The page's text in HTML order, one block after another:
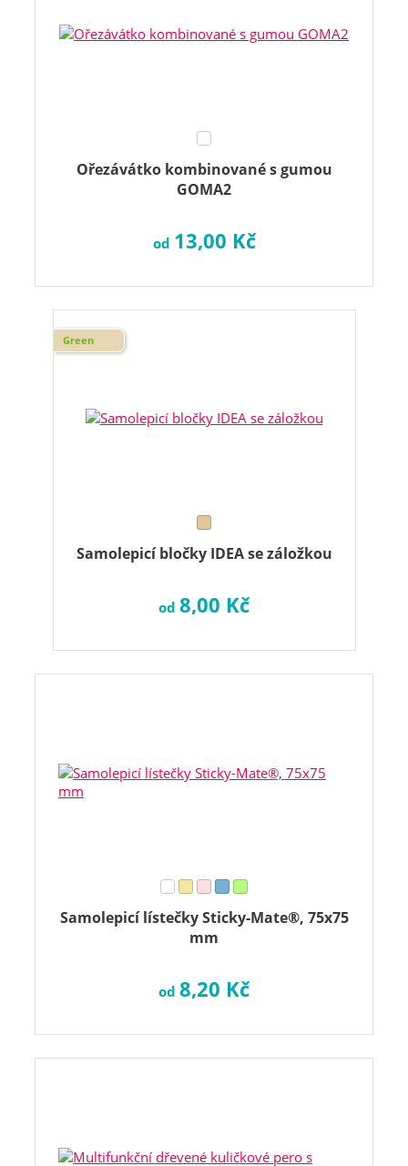
Ořezávátko kombinované s gumou
GOMA2
od 13,00 Kč
Samolepicí bločky IDEA se záložkou
Green
od 8,00 Kč
Samolepicí lístečky Sticky-Mate®, 75x75
mm
od 8,20 Kč